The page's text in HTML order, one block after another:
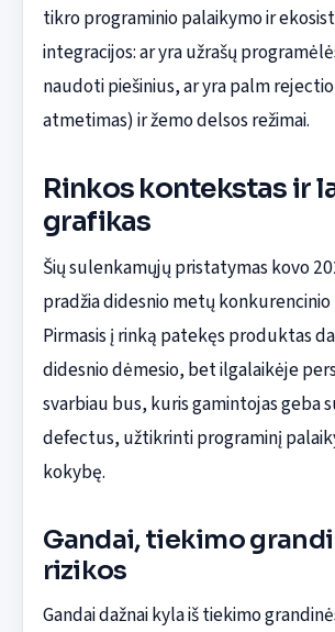
tikro programinio palaikymo ir
integracijos: ar yra užrašų
naudoti piešinius, ar yra palm
atmetimas) ir žemo delsos režimai.
Rinkos kontekstas ir
grafikas
Šių sulenkamųjų pristatymas kovo
pradžia didesnio metų konkurencinio
Pirmasis į rinką patekęs produktas
didesnio dėmesio, bet ilgalaikėje
svarbiau bus, kuris gamintojas geba
defectus, užtikrinti programinį
kokybę.
Gandai, tiekimo
rizikos
Gandai dažnai kyla iš tiekimo